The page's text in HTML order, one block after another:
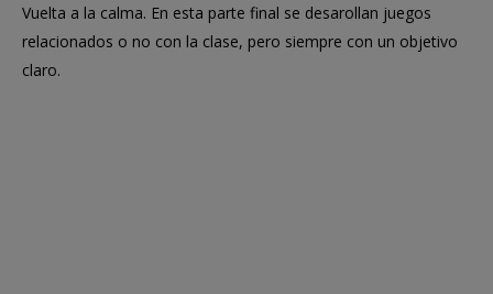
Vuelta a la calma. En esta parte final se desarollan juegos
relacionados o no con la clase, pero siempre con un objetivo
claro.